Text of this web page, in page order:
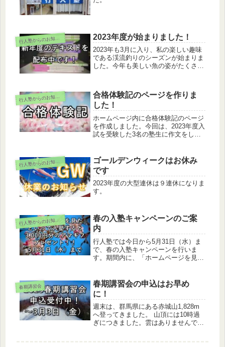
行
人塾からのお知らせ 2023年度が始まりました！
2023年も3月に入り、私の楽しい趣味
である渓流釣りのシーズンが始まりま
した。今年も美しい魚の姿がたくさん
れは学校が始まる4月よりも早めにス
タートすることで、最初の授業から順
調な滑り出しができるようにするため
です。
行
人塾からのお知らせ
合格体験記のページを作りま
した！
ホームページ内に合格体験記のページ
を作成しました。今回は、2023年度入
試を受験した3名の塾生に作文をして
juku.net/students-essay/
行
人塾からのお知らせ
ゴールデンウィークはお休み
です
2023年度の大型連休は９連休になりま
す。
行
人塾からのお知らせ
春の入塾キャンペーンのご案
内
行人塾では今日から5月31日（水）ま
で、春の入塾キャンペーンを行いま
す。期間内に、「ホームページを見
Amazonギフトカードを進呈いたしま
す。小さな塾ですが、その分しっかり
生徒を見ることができます。この機会
に、ぜひ行人塾を選んでください！
春期講習会
春期講習会の申込はお早め
に！
週末は、群馬県にある赤城山1,828m
へ登ってきました。 山頂には10時過
ぎにつきました。雲はありませんでし